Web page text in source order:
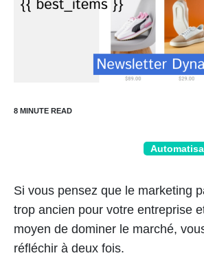
Si vous pensez que le marketing
trop ancien pour votre entreprise
moyen de dominer le marché,
réfléchir à deux fois.